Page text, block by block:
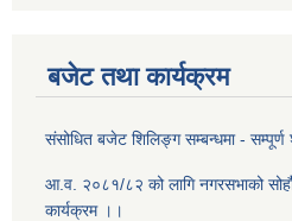
बजेट तथा कार्यक्रम
संसोधित बजेट शिलिङ्ग सम्बन्धमा -
आ.व. २०८१/८२ को लागि नगरसभाको
कार्यक्रम ।।